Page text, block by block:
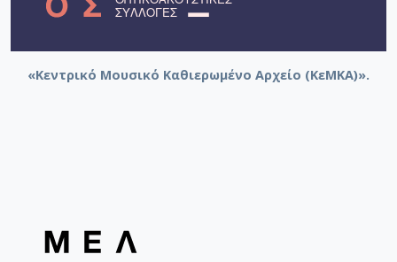
«Κεντρικό Μουσικό Καθιερωμένο Αρχείο (ΚεΜΚΑ)».